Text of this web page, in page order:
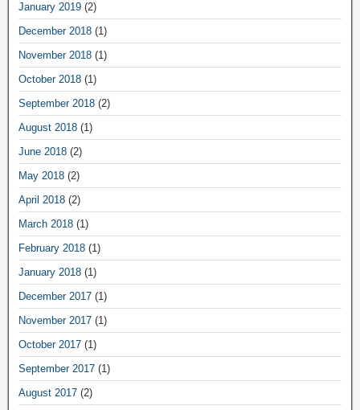
January 2019 (2)
December 2018 (1)
November 2018 (1)
October 2018 (1)
September 2018 (2)
August 2018 (1)
June 2018 (2)
May 2018 (2)
April 2018 (2)
March 2018 (1)
February 2018 (1)
January 2018 (1)
December 2017 (1)
November 2017 (1)
October 2017 (1)
September 2017 (1)
August 2017 (2)